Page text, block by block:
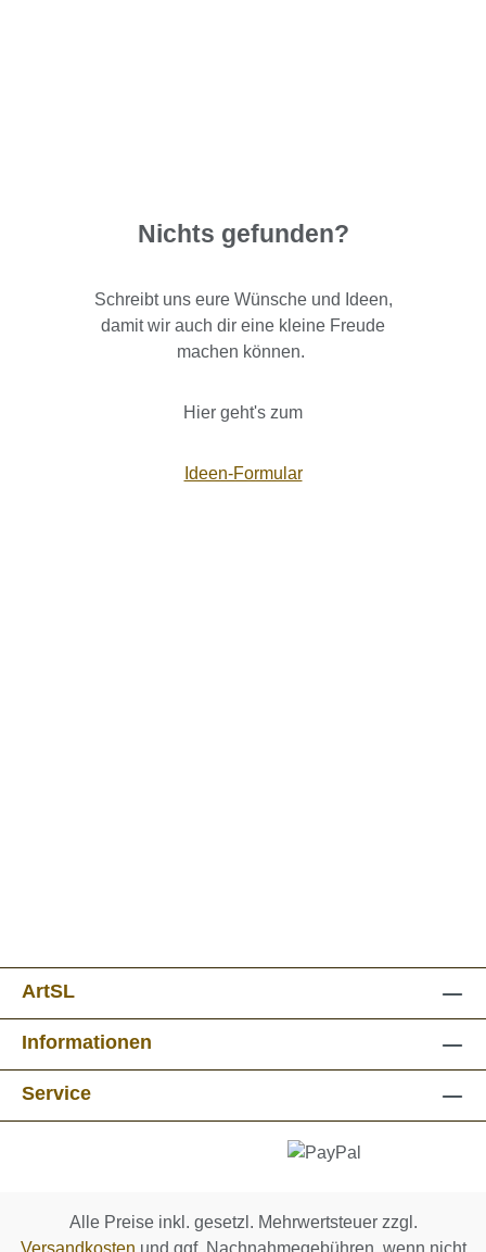
Nichts gefunden?
Schreibt uns eure Wünsche und Ideen,
damit wir auch dir eine kleine Freude
machen können.
Hier geht's zum
Ideen-Formular
ArtSL
Informationen
Service
Alle Preise inkl. gesetzl. Mehrwertsteuer zzgl.
Versandkosten und ggf. Nachnahmegebühren, wenn nicht